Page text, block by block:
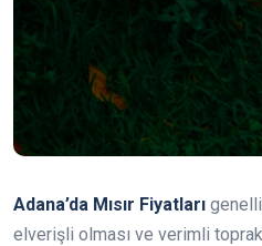
Adana’da Mısır Fiyatları
elverişli olması ve verimli